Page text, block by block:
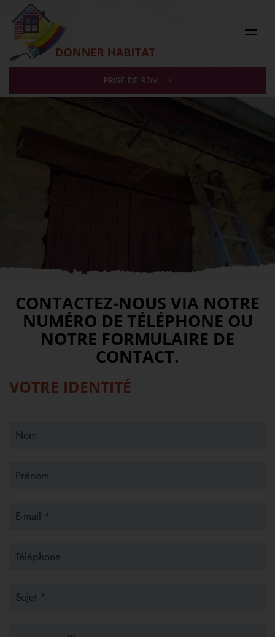
PRISE DE RDV
CONTACTEZ-NOUS VIA NOTRE
NUMÉRO DE TÉLÉPHONE OU
NOTRE FORMULAIRE DE
CONTACT.
VOTRE IDENTITÉ
Nom
Prénom
E-mail *
Téléphone
Sujet *